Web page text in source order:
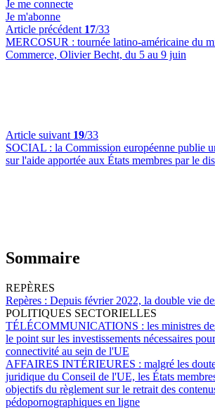
Je me connecte
Je m'abonne
Article précédent 17/33
MERCOSUR : tournée latino-américaine du
Commerce, Olivier Becht, du 5 au 9 juin
Article suivant 19/33
SOCIAL : la Commission européenne publie
sur l'aide apportée aux États membres par le
Sommaire
REPÈRES
Repères : Depuis février 2022, la double vie
POLITIQUES SECTORIELLES
TÉLÉCOMMUNICATIONS : les ministres
le point sur les investissements nécessaires
connectivité au sein de l'UE
AFFAIRES INTÉRIEURES : malgré les
juridique du Conseil de l'UE, les États
objectifs du règlement sur le retrait des
pédopornographiques en ligne